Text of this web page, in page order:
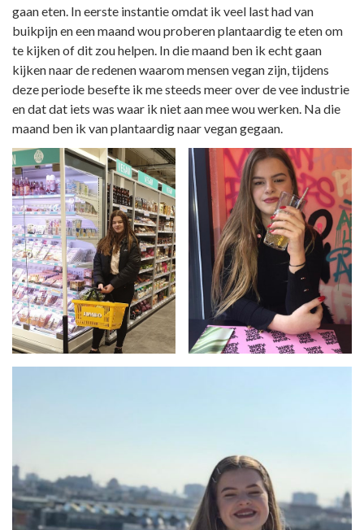
gaan eten. In eerste instantie omdat ik veel last had van
buikpijn en een maand wou proberen plantaardig te eten om
te kijken of dit zou helpen. In die maand ben ik echt gaan
kijken naar de redenen waarom mensen vegan zijn, tijdens
deze periode besefte ik me steeds meer over de vee industrie
en dat dat iets was waar ik niet aan mee wou werken. Na die
maand ben ik van plantaardig naar vegan gegaan.